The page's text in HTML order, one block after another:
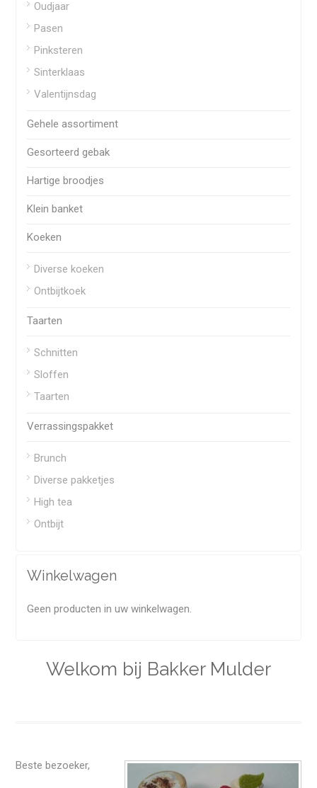
Oudjaar
Pasen
Pinksteren
Sinterklaas
Valentijnsdag
Gehele assortiment
Gesorteerd gebak
Hartige broodjes
Klein banket
Koeken
Diverse koeken
Ontbijtkoek
Taarten
Schnitten
Sloffen
Taarten
Verrassingspakket
Brunch
Diverse pakketjes
High tea
Ontbijt
Winkelwagen
Geen producten in uw winkelwagen.
Welkom bij Bakker Mulder
Beste bezoeker,